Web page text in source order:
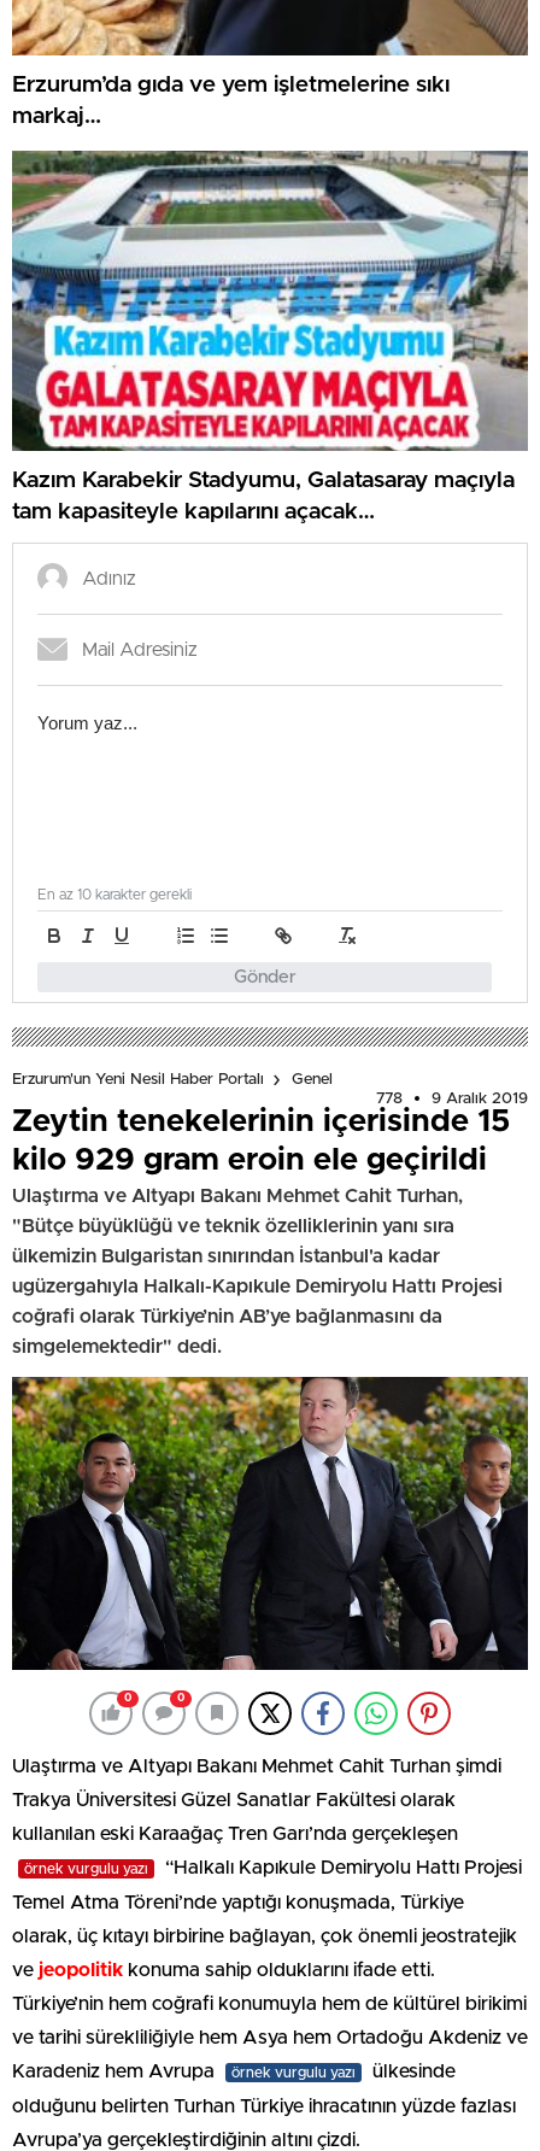
Erzurum’da gıda ve yem işletmelerine sıkı
markaj…
Kazım Karabekir Stadyumu, Galatasaray maçıyla
tam kapasiteyle kapılarını açacak…
Gönder
En az 10 karakter gerekli
Erzurum'un Yeni Nesil Haber Portalı
Genel
778
9 Aralık 2019
Zeytin tenekelerinin içerisinde 15
kilo 929 gram eroin ele geçirildi
Ulaştırma ve Altyapı Bakanı Mehmet Cahit Turhan,
"Bütçe büyüklüğü ve teknik özelliklerinin yanı sıra
ülkemizin Bulgaristan sınırından İstanbul'a kadar
ugüzergahıyla Halkalı-Kapıkule Demiryolu Hattı Projesi
coğrafi olarak Türkiye’nin AB’ye bağlanmasını da
simgelemektedir" dedi.
0 0
Ulaştırma ve Altyapı Bakanı Mehmet Cahit Turhan şimdi
Trakya Üniversitesi Güzel Sanatlar Fakültesi olarak
kullanılan eski Karaağaç Tren Garı’nda gerçekleşen
örnek vurgulu yazı
“Halkalı Kapıkule Demiryolu Hattı Projesi
Temel Atma Töreni’nde yaptığı konuşmada, Türkiye
olarak, üç kıtayı birbirine bağlayan, çok önemli jeostratejik
ve jeopolitik konuma sahip olduklarını ifade etti.
Türkiye’nin hem coğrafi konumuyla hem de kültürel birikimi
ve tarihi sürekliliğiyle hem Asya hem Ortadoğu Akdeniz ve
Karadeniz hem Avrupa
örnek vurgulu yazı
ülkesinde
olduğunu belirten Turhan Türkiye ihracatının yüzde fazlası
Avrupa’ya gerçekleştirdiğinin altını çizdi.